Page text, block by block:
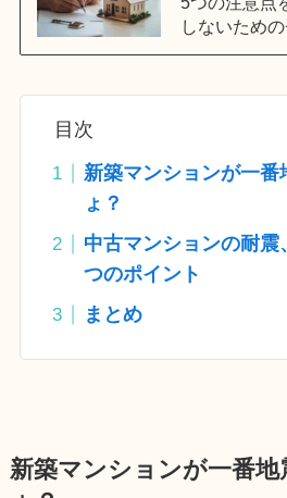
しないため
目次
新築マンションが一番
ょ？
中古マンションの耐震
つのポイント
まとめ
新築マンションが一番地